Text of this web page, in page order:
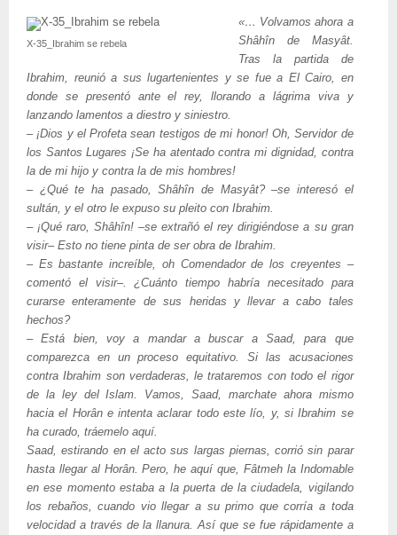
X-35_Ibrahim se rebela
«… Volvamos ahora a
Shâhîn de Masyât.
Tras la partida de
Ibrahim, reunió a sus lugartenientes y se fue a El Cairo, en
donde se presentó ante el rey, llorando a lágrima viva y
lanzando lamentos a diestro y siniestro.
‒ ¡Dios y el Profeta sean testigos de mi honor! Oh, Servidor de
los Santos Lugares ¡Se ha atentado contra mi dignidad, contra
la de mi hijo y contra la de mis hombres!
‒ ¿Qué te ha pasado, Shâhîn de Masyât? ‒se interesó el
sultán, y el otro le expuso su pleito con Ibrahim.
‒ ¡Qué raro, Shâhîn! ‒se extrañó el rey dirigiéndose a su gran
visir‒ Esto no tiene pinta de ser obra de Ibrahim.
‒ Es bastante increíble, oh Comendador de los creyentes ‒
comentó el visir‒. ¿Cuánto tiempo habría necesitado para
curarse enteramente de sus heridas y llevar a cabo tales
hechos?
‒ Está bien, voy a mandar a buscar a Saad, para que
comparezca en un proceso equitativo. Si las acusaciones
contra Ibrahim son verdaderas, le trataremos con todo el rigor
de la ley del Islam. Vamos, Saad, marchate ahora mismo
hacia el Horân e intenta aclarar todo este lío, y, si Ibrahim se
ha curado, tráemelo aquí.
Saad, estirando en el acto sus largas piernas, corrió sin parar
hasta llegar al Horân. Pero, he aquí que, Fâtmeh la Indomable
en ese momento estaba a la puerta de la ciudadela, vigilando
los rebaños, cuando vio llegar a su primo que corría a toda
velocidad a través de la llanura. Así que se fue rápidamente a